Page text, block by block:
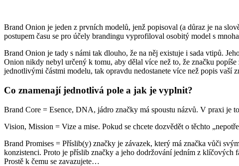
Brand Onion je jeden z prvních modelů, jenž popisoval (a důraz je na
postupem času se pro účely brandingu vyprofiloval osobitý model s
Brand Onion je tady s námi tak dlouho, že na něj existuje i sada vtipů.
Onion nikdy nebyl určený k tomu, aby dělal více než to, že značku
jednotlivými částmi modelu, tak opravdu nedostanete více než popis vaší
Co znamenají jednotlivá pole a jak je vyplnit?
Brand Core = Esence, DNA, jádro značky má spoustu názvů. V praxi je
Vision, Mission = Vize a mise. Pokud se chcete dozvědět o těchto
Brand Promises = Příslib(y) značky je závazek, který má značka vůči
konzistenci. Proto je příslib značky a jeho dodržování jedním z klíčových
Prostě k čemu se zavazujete…